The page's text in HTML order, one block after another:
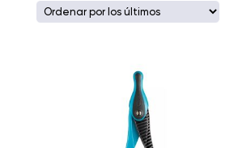
los
últimos